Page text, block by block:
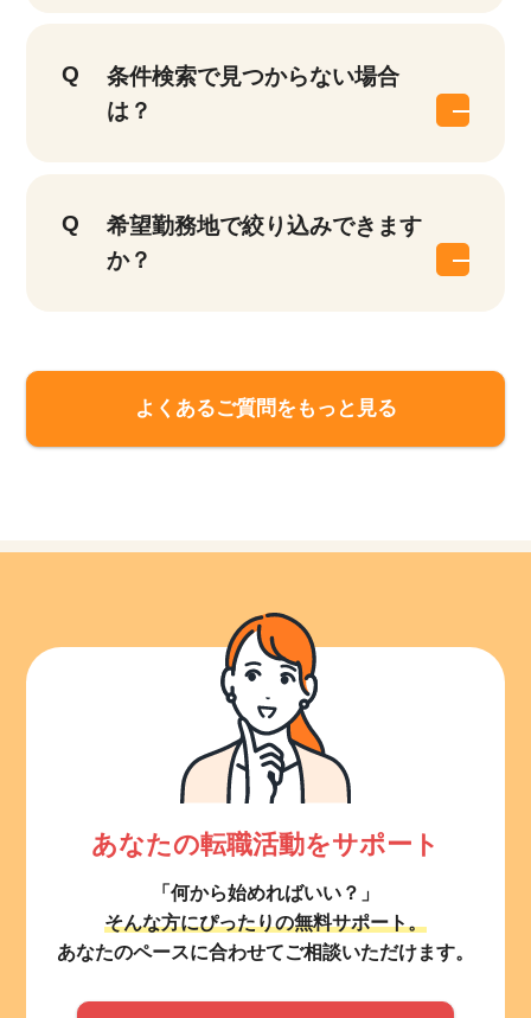
条件検索で見つからない場合
は？
希望勤務地で絞り込みできます
か？
よくあるご質問をもっと見る
あなたの転職活動をサポート
「何から始めればいい？」
そんな方にぴったりの無料サポート。
あなたのペースに合わせてご相談いただけます。
該当件数
件
他の条件を選択